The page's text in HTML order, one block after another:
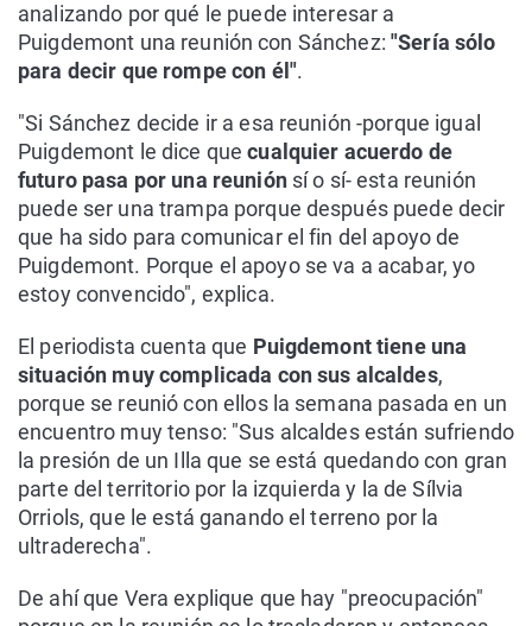
analizando por qué le puede interesar a
Puigdemont una reunión con Sánchez:"Sería sólo
para decir que rompe con él".
"Si Sánchez decide ir a esa reunión -porque igual
Puigdemont le dice quecualquier acuerdo de
futuro pasa por una reuniónsí o sí- esta reunión
puede ser una trampa porque después puede decir
que ha sido para comunicar el fin del apoyo de
Puigdemont. Porque el apoyo se va a acabar, yo
estoy convencido", explica.
El periodista cuenta que Puigdemont tiene una
situación muy complicada con sus alcaldes,
porque se reunió con ellos la semana pasada en un
encuentro muy tenso: "Sus alcaldes están sufriendo
la presión de un Illa que se está quedando con gran
parte del territorio por la izquierda y la de Sílvia
Orriols, que le está ganando el terreno por la
ultraderecha".
De ahí que Vera explique que hay "preocupación"